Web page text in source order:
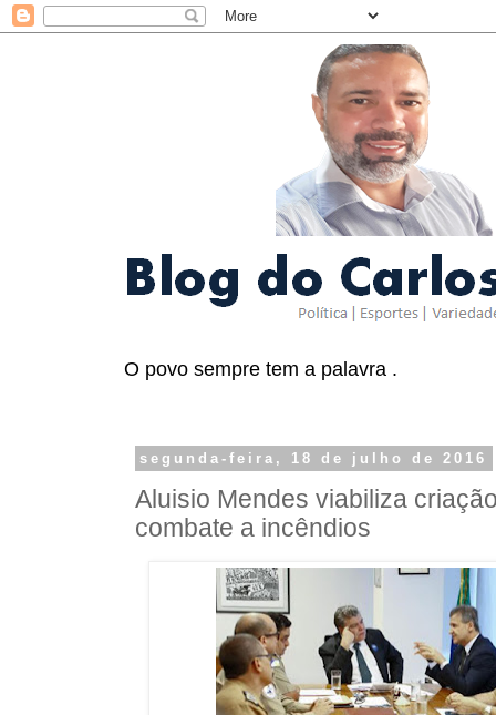
O povo sempre tem a palavra .
segunda-feira, 18 de julho de 2016
Aluisio Mendes viabiliza
combate a incêndios